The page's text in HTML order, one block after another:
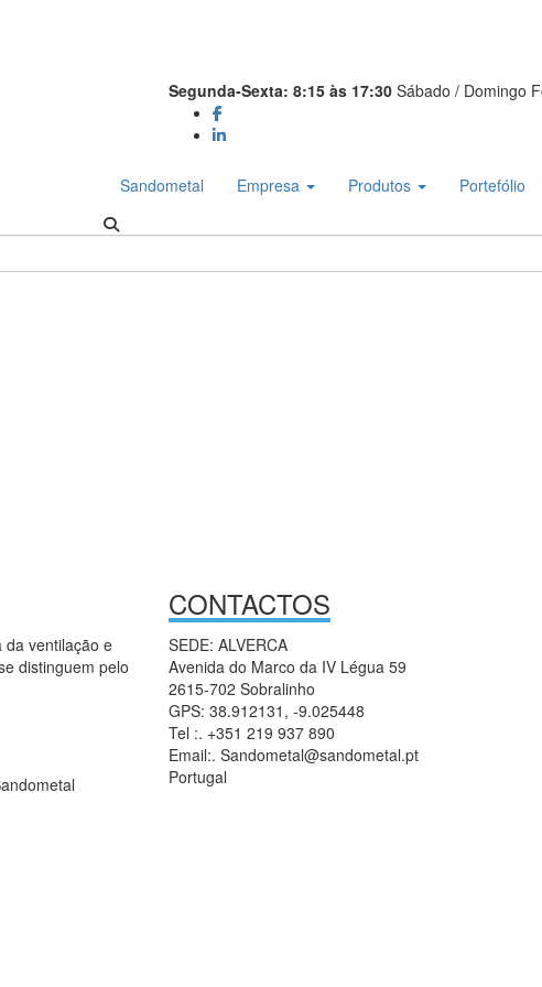
Segunda-Sexta: 8:15 às 17:30 Sábado / Domingo
Sandometal Empresa Produtos Portefólio
da ventilação e
distinguem pelo
CONTACTOS
SEDE: ALVERCA
Avenida do Marco da IV Légua 59
2615-702 Sobralinho
GPS: 38.912131, -9.025448
Tel :. +351 219 937 890
Email:. Sandometal@sandometal.pt
Portugal